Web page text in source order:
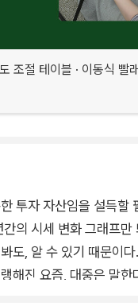
조절 테이블 · 이동식 빨래
투자 자산임을 설득할
의 시세 변화 그래프만
도, 알 수 있기 때문이
해진 요즘, 대중은 말한